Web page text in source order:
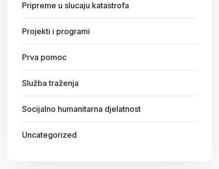
Pripreme u slucaju katastrofa
Projekti i programi
Prva pomoc
Služba traženja
Socijalno humanitarna djelatnost
Uncategorized